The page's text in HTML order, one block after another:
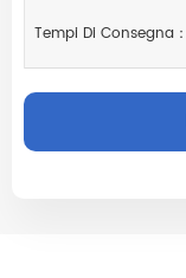
Tempi Di Consegna：